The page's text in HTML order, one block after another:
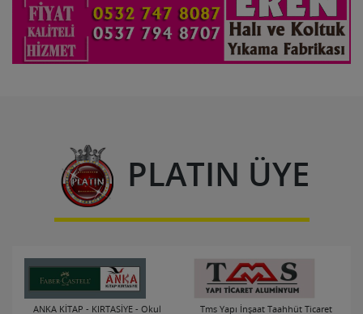
PLATIN ÜYE
ANKA KİTAP - KIRTASİYE - Okul
Tms Yapı İnşaat Taahhüt Ticaret